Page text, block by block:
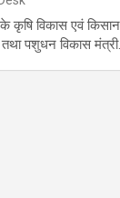
कृषि विकास एवं
तथा पशुधन विकास